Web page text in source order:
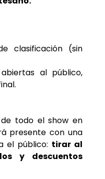
clasificación (sin
al público,
de todo el show en
presente con una
el público: tirar al
y descuentos